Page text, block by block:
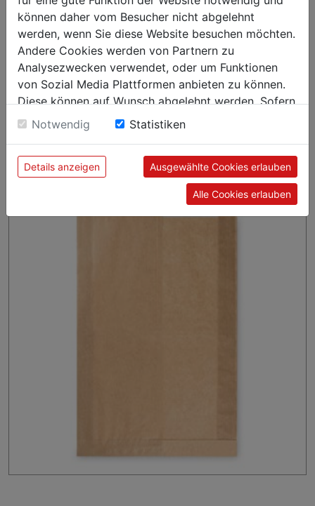
Staffelpreise
Anzahl
Preis je VPE (netto)
ab 2 Kt € 59,19
Karton = 1.000 Stück, verpackt zu 1 x 1000 Stück
können daher vom Besucher nicht abgelehnt
werden, wenn Sie diese Website besuchen möchten.
Andere Cookies werden von Partnern zu
Analysezwecken verwendet, oder um Funktionen
von Sozial Media Plattformen anbieten zu können.
Diese können auf Wunsch abgelehnt werden. Sofern
sie unsere Webseite weiter nutzen, geben Sie
Einwilligung zu unseren Cookies.
Notwendig Statistiken
Details anzeigen Ausgewählte Cookies erlauben
Alle Cookies erlauben